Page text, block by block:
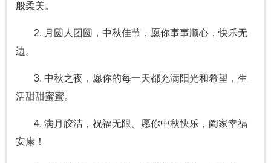
般柔美。
2. 月圆人团圆，中秋佳节，愿你事事顺心，快乐无
边。
3. 中秋之夜，愿你的每一天都充满阳光和希望，生
活甜甜蜜蜜。
4. 满月皎洁，祝福无限。愿你中秋快乐，阖家幸福
安康！